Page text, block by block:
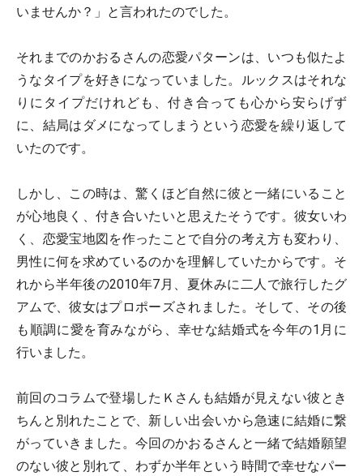
いませんか？」と言われたのでした。
それまでのかおるさんの恋愛パターンは、いつも似たよ
うなタイプを好きになっていました。ルックスはそれな
りにタイプだけれども、付き合っても心から安らげず
に、結局はダメになってしまうという恋愛を繰り返して
いたのです。
しかし、この時は、驚くほど自然に彼と一緒にいること
が心地良く、付き合いたいと思えたそうです。彼女いわ
く、恋愛宝地図を作ったことで自分の考え方も変わり、
男性に何を求めているのかを理解していたからです。そ
れから半年後の2010年7月、夏休みに二人で旅行したグ
アムで、彼女はプロポーズされました。そして、その後
も順調に愛を育みながら、幸せな結婚式を今年の1月に
行いました。
前回のコラムで登場したＫさんも結婚が見えない彼とき
ちんと別れたことで、新しい出会いから急速に結婚に繋
がっていきました。今回のかおるさんと一緒で結婚願望
のない彼と別れて、わずか半年という時間で幸せなパー